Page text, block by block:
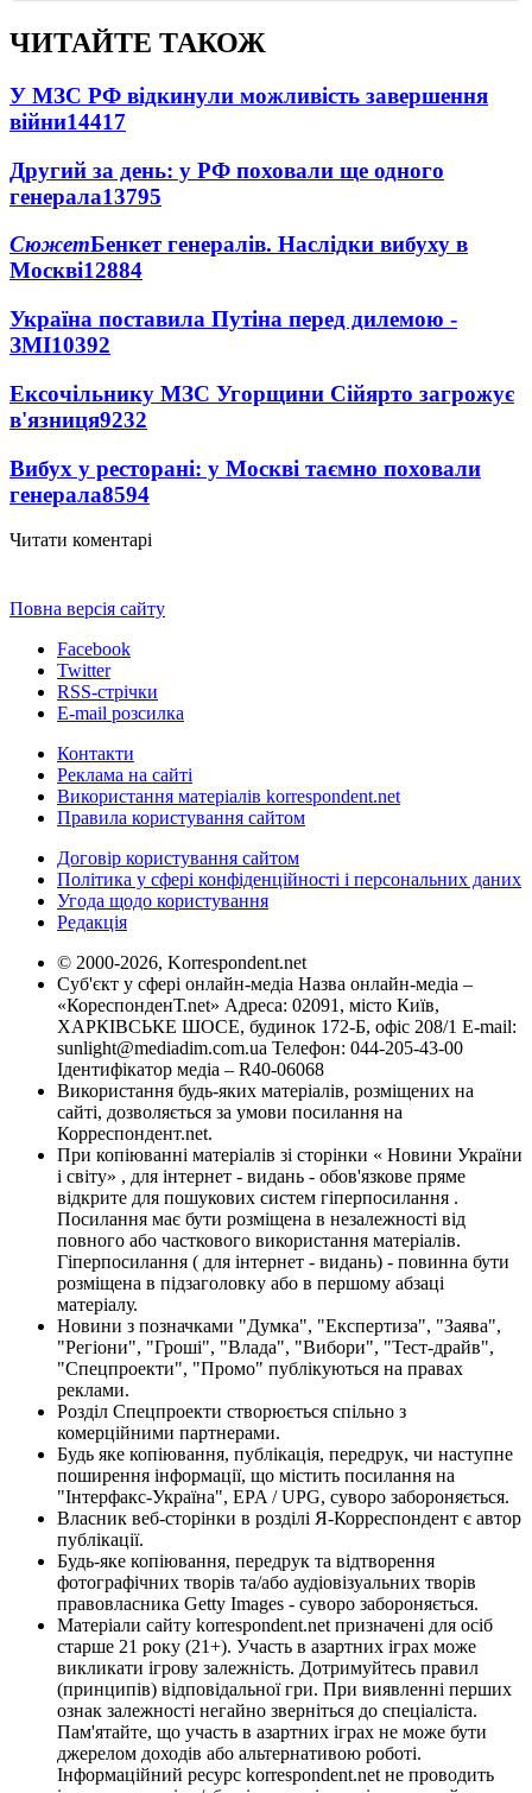
ЧИТАЙТЕ ТАКОЖ
У МЗС РФ відкинули можливість завершення
війни14417
Другий за день: у РФ поховали ще одного
генерала13795
СюжетБенкет генералів. Наслідки вибуху в
Москві12884
Україна поставила Путіна перед дилемою -
ЗМІ10392
Ексочільнику МЗС Угорщини Сійярто загрожує
в'язниця9232
Вибух у ресторані: у Москві таємно поховали
генерала8594
Читати коментарі
Повна версія сайту
Facebook
Twitter
RSS-стрічки
E-mail розсилка
Контакти
Реклама на сайті
Використання матеріалів korrespondent.net
Правила користування сайтом
Договір користування сайтом
Політика у сфері конфіденційності і персональних даних
Угода щодо користування
Редакція
© 2000-2026, Korrespondent.net
Суб'єкт у сфері онлайн-медіа Назва онлайн-медіа –
«КореспонденТ.net» Адреса: 02091, місто Київ,
ХАРКІВСЬКЕ ШОСЕ, будинок 172-Б, офіс 208/1 E-mail:
sunlight@mediadim.com.ua Телефон: 044-205-43-00
Ідентифікатор медіа – R40-06068
Використання будь-яких матеріалів, розміщених на
сайті, дозволяється за умови посилання на
Корреспондент.net.
При копіюванні матеріалів зі сторінки « Новини України
і світу» , для інтернет - видань - обов'язкове пряме
відкрите для пошукових систем гіперпосилання .
Посилання має бути розміщена в незалежності від
повного або часткового використання матеріалів.
Гіперпосилання ( для інтернет - видань) - повинна бути
розміщена в підзаголовку або в першому абзаці
матеріалу.
Новини з позначками "Думка", "Експертиза", "Заява",
"Регіони", "Гроші", "Влада", "Вибори", "Тест-драйв",
"Спецпроекти", "Промо" публікуються на правах
реклами.
Розділ Спецпроекти створюється спільно з
комерційними партнерами.
Будь яке копіювання, публікація, передрук, чи наступне
поширення інформації, що містить посилання на
"Інтерфакс-Україна", EPA / UPG, суворо забороняється.
Власник веб-сторінки в розділі Я-Корреспондент є автор
публікації.
Будь-яке копіювання, передрук та відтворення
фотографічних творів та/або аудіовізуальних творів
правовласника Getty Images - суворо забороняється.
Матеріали сайту korrespondent.net призначені для осіб
старше 21 року (21+). Участь в азартних іграх може
викликати ігрову залежність. Дотримуйтесь правил
(принципів) відповідальної гри. При виявленні перших
ознак залежності негайно зверніться до спеціаліста.
Пам'ятайте, що участь в азартних іграх не може бути
джерелом доходів або альтернативою роботі.
Інформаційний ресурс korrespondent.net не проводить